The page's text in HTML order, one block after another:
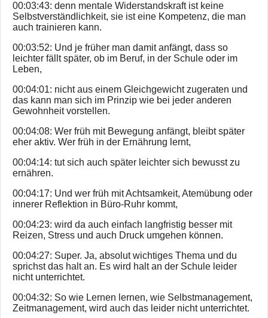
00:03:43: denn mentale Widerstandskraft ist keine
Selbstverständlichkeit, sie ist eine Kompetenz, die man
auch trainieren kann.
00:03:52: Und je früher man damit anfängt, dass so
leichter fällt später, ob im Beruf, in der Schule oder im
Leben,
00:04:01: nicht aus einem Gleichgewicht zugeraten und
das kann man sich im Prinzip wie bei jeder anderen
Gewohnheit vorstellen.
00:04:08: Wer früh mit Bewegung anfängt, bleibt später
eher aktiv. Wer früh in der Ernährung lernt,
00:04:14: tut sich auch später leichter sich bewusst zu
ernähren.
00:04:17: Und wer früh mit Achtsamkeit, Atemübung oder
innerer Reflektion in Büro-Ruhr kommt,
00:04:23: wird da auch einfach langfristig besser mit
Reizen, Stress und auch Druck umgehen können.
00:04:27: Super. Ja, absolut wichtiges Thema und du
sprichst das halt an. Es wird halt an der Schule leider
nicht unterrichtet.
00:04:32: So wie Lernen lernen, wie Selbstmanagement,
Zeitmanagement, wird auch das leider nicht unterrichtet.